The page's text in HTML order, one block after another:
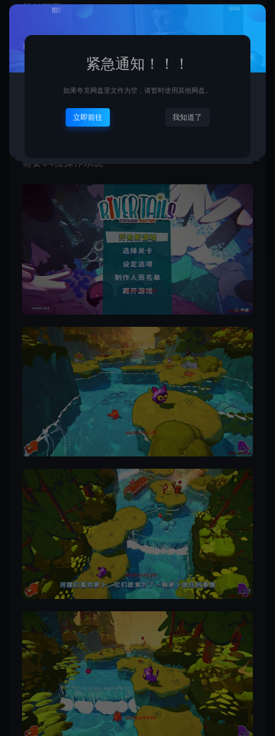
最低配置:
操作系统: win 10
处理器: Core i5-6400
推荐配置：
需要64位操作系统
紧急通知！！！
如果夸克网盘里文件为空，请暂时使用其他网盘。
立即前往 我知道了